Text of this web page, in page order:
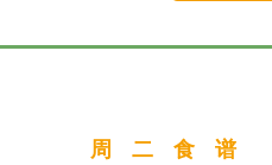
周 二 食 谱